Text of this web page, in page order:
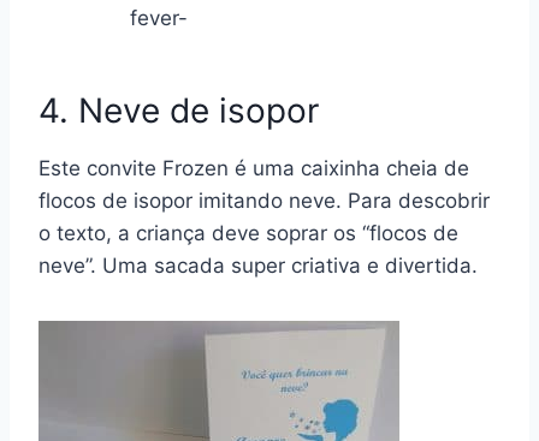
fever-
4. Neve de isopor
Este convite Frozen é uma caixinha cheia de
flocos de isopor imitando neve. Para descobrir
o texto, a criança deve soprar os “flocos de
neve”. Uma sacada super criativa e divertida.